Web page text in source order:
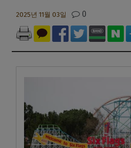
2025년 11월 03일 0